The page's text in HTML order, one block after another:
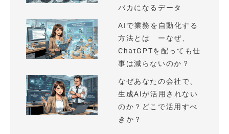
バカになるデータ
AIで業務を自動化する
方法とは ーなぜ、
ChatGPTを配っても仕
事は減らないのか？
なぜあなたの会社で、
生成AIが活用されない
のか？どこで活用すべ
きか？